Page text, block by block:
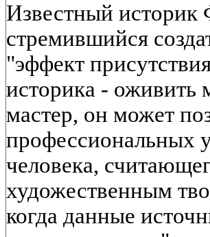
Известный историк
стремившийся
"эффект
историка - оживить
мастер, он может
профессиональных
человека,
художественным
когда данные